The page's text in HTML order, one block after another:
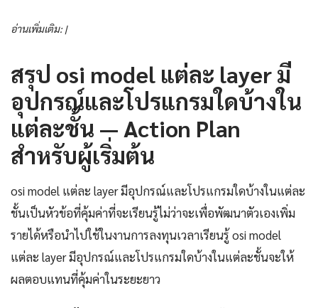
อ่านเพิ่มเติม: |
สรุป osi model แต่ละ layer มี
อุปกรณ์และโปรแกรมใดบ้างใน
แต่ละชั้น — Action Plan
สำหรับผู้เริ่มต้น
osi model แต่ละ layer มีอุปกรณ์และโปรแกรมใดบ้างในแต่ละ
ชั้นเป็นหัวข้อที่คุ้มค่าที่จะเรียนรู้ไม่ว่าจะเพื่อพัฒนาตัวเองเพิ่ม
รายได้หรือนำไปใช้ในงานการลงทุนเวลาเรียนรู้ osi model
แต่ละ layer มีอุปกรณ์และโปรแกรมใดบ้างในแต่ละชั้นจะให้
ผลตอบแทนที่คุ้มค่าในระยะยาว